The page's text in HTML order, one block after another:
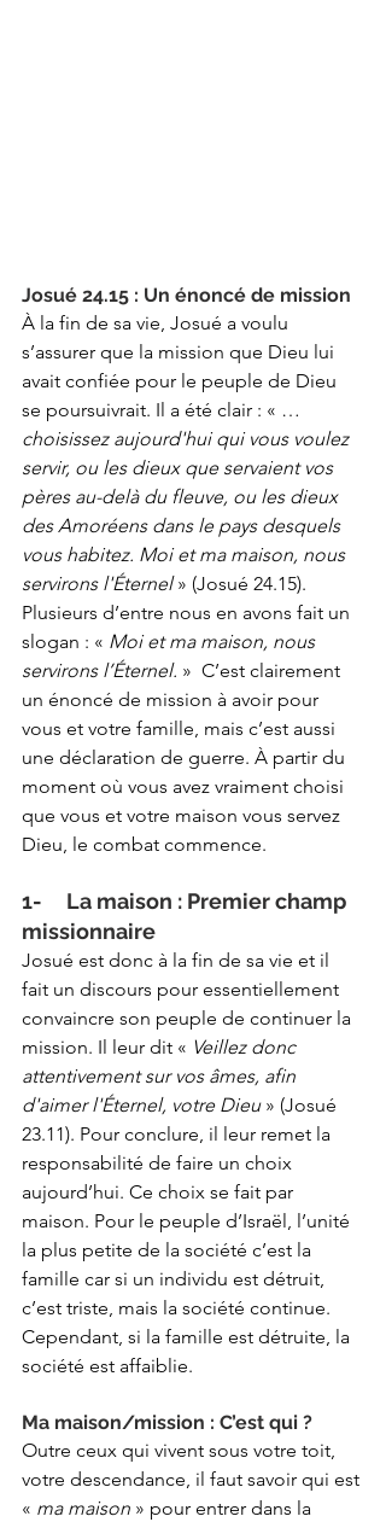
Josué 24.15 : Un énoncé de mission
À la fin de sa vie, Josué a voulu
s’assurer que la mission que Dieu lui
avait confiée pour le peuple de Dieu
se poursuivrait. Il a été clair : « …
choisissez aujourd'hui qui vous voulez
servir, ou les dieux que servaient vos
pères au-delà du fleuve, ou les dieux
des Amoréens dans le pays desquels
vous habitez. Moi et ma maison, nous
servirons l'Éternel » (Josué 24.15).
Plusieurs d’entre nous en avons fait un
slogan : « Moi et ma maison, nous
servirons l’Éternel. »  C’est clairement
un énoncé de mission à avoir pour
vous et votre famille, mais c’est aussi
une déclaration de guerre. À partir du
moment où vous avez vraiment choisi
que vous et votre maison vous servez
Dieu, le combat commence.
1-     La maison : Premier champ
missionnaire
Josué est donc à la fin de sa vie et il
fait un discours pour essentiellement
convaincre son peuple de continuer la
mission. Il leur dit « Veillez donc
attentivement sur vos âmes, afin
d'aimer l'Éternel, votre Dieu » (Josué
23.11). Pour conclure, il leur remet la
responsabilité de faire un choix
aujourd’hui. Ce choix se fait par
maison. Pour le peuple d’Israël, l’unité
la plus petite de la société c’est la
famille car si un individu est détruit,
c’est triste, mais la société continue.
Cependant, si la famille est détruite, la
société est affaiblie.
Ma maison/mission : C’est qui ?
Outre ceux qui vivent sous votre toit,
votre descendance, il faut savoir qui est
« ma maison » pour entrer dans la